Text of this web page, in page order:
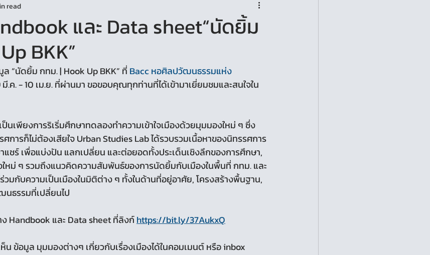
Latest Post
าน (Onewas)
และ Data sheet“นัดยิ้ม
BKK”
read
“นัดยิ้ม กทม. | Hook Up BKK” ที่ Bacc หอศิลปวัฒนธรรมแห่ง
มี.ค. - 10 เม.ย. ที่ผ่านมา ขอขอบคุณทุกท่านที่ได้เข้ามาเยี่ยมชมและสนใจใน
ป็นเพียงการริเริ่มศึกษาทดลองทำความเข้าใจเมืองด้วยมุมมองใหม่ ๆ ซึ่ง
ารก็ไม่ต้องเสียใจ Urban Studies Lab ได้รวบรวมเนื้อหาของนิทรรศการ
แชร์ เพื่อแบ่งปัน แลกเปลี่ยน และต่อยอดทั้งประเด็นเชิงลึกของการศึกษา,
หม่ ๆ รวมถึงแนวคิดความสัมพันธ์ของการนัดยิ้มกับเมืองในพื้นที่ กทม. และ
วมกับความเป็นเมืองในมิติต่าง ๆ ทั้งในด้านที่อยู่อาศัย, โครงสร้างพื้นฐาน,
นธรรมที่เปลี่ยนไป
Handbook และ Data sheet ที่ลิงก์ https://bit.ly/37AukxQ
น ข้อมูล มุมมองต่างๆ เกี่ยวกับเรื่องเมืองได้ในคอมเมนต์ หรือ inbox